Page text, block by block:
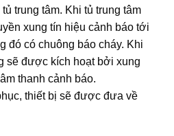
trung tâm. Khi tủ trung tâm
xung tín hiệu cảnh báo tới
đó có chuông báo cháy. Khi
sẽ được kích hoạt bởi xung
thanh cảnh báo.
thiết bị sẽ được đưa về